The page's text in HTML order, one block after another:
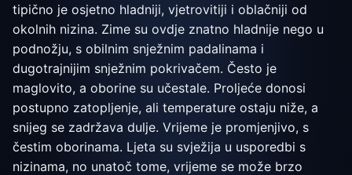
tipično je osjetno hladniji, vjetrovitiji i oblačniji od
okolnih nizina. Zime su ovdje znatno hladnije nego u
podnožju, s obilnim snježnim padalinama i
dugotrajnijim snježnim pokrivačem. Često je
maglovito, a oborine su učestale. Proljeće donosi
postupno zatopljenje, ali temperature ostaju niže, a
snijeg se zadržava dulje. Vrijeme je promjenjivo, s
čestim oborinama. Ljeta su svježija u usporedbi s
nizinama, no unatoč tome, vrijeme se može brzo